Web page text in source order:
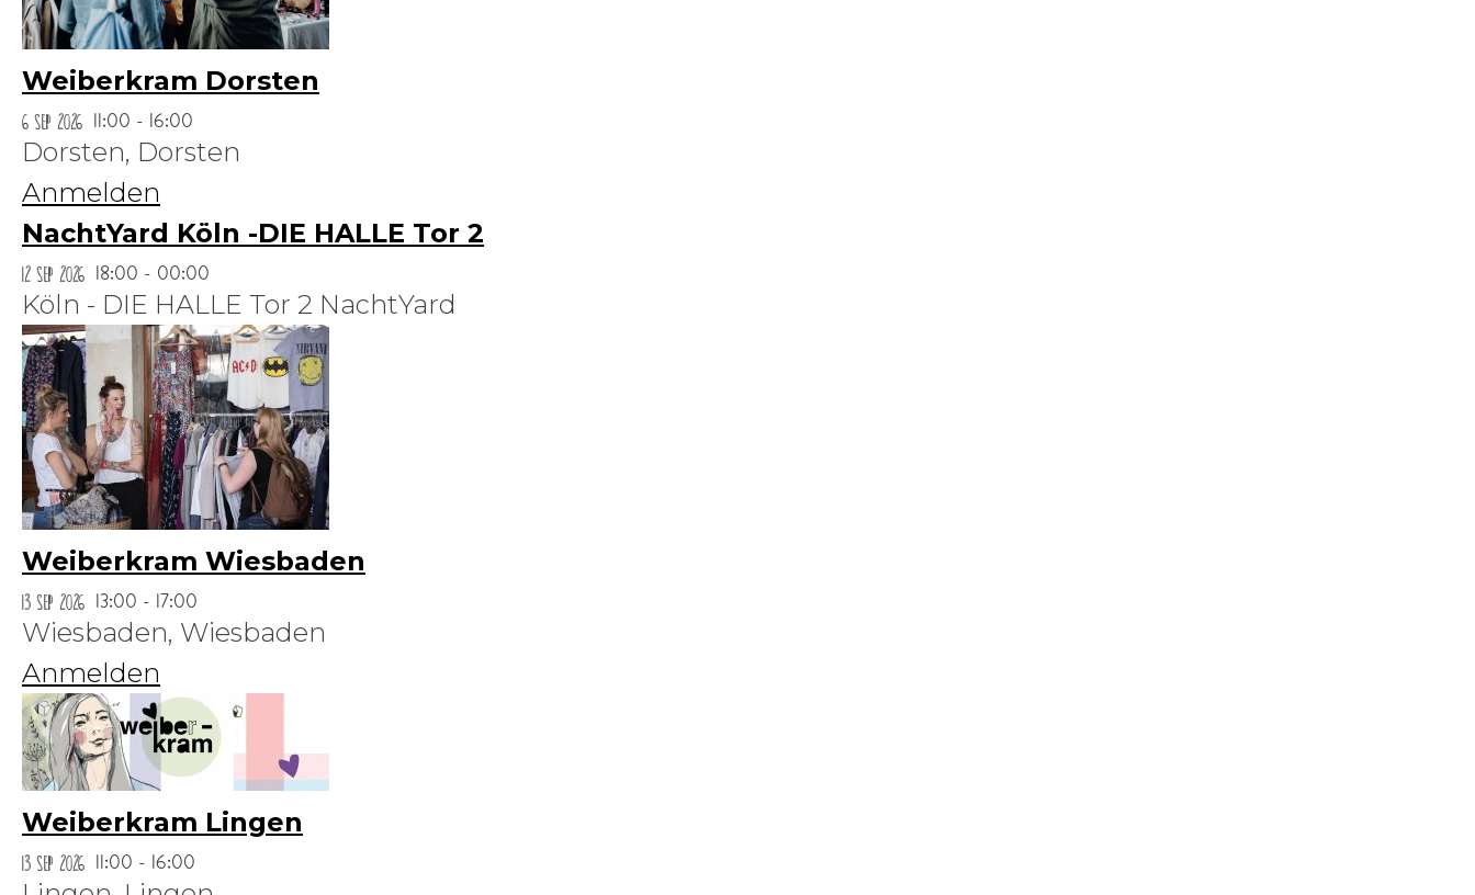
Weiberkram Dorsten
6 Sep 2026 11:00 - 16:00
Dorsten, Dorsten
Anmelden
NachtYard Köln -DIE HALLE Tor 2
12 Sep 2026 18:00 - 00:00
Köln - DIE HALLE Tor 2 NachtYard
Weiberkram Wiesbaden
13 Sep 2026 13:00 - 17:00
Wiesbaden, Wiesbaden
Anmelden
Weiberkram Lingen
13 Sep 2026 11:00 - 16:00